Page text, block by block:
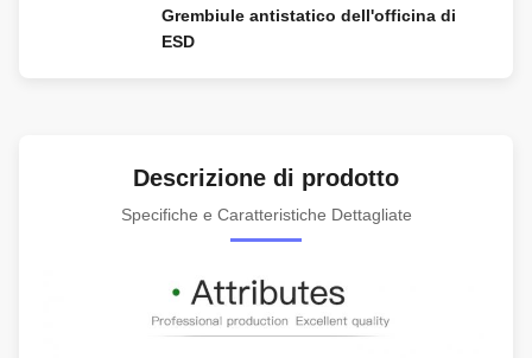
Grembiule antistatico dell'officina di
ESD
Descrizione di prodotto
Specifiche e Caratteristiche Dettagliate